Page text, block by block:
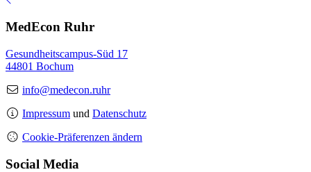
MedEcon Ruhr
Gesundheitscampus-Süd 17
44801 Bochum
info@medecon.ruhr
Impressum und Datenschutz
Cookie-Präferenzen ändern
Social Media